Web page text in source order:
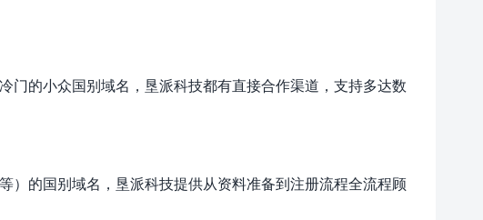
门的小众国别域名，垦派科技都有直接合作渠道，支持多达数
）的国别域名，垦派科技提供从资料准备到注册流程全流程顾